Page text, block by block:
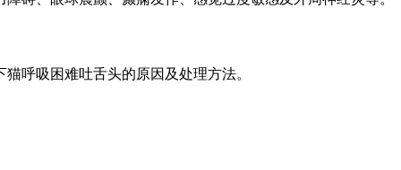
呼吸困难吐舌头的原因及处理方法。